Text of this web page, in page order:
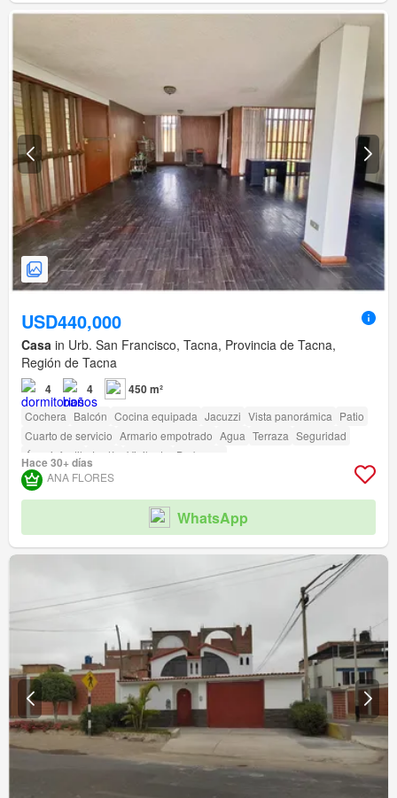
USD440,000
Casa in Urb. San Francisco, Tacna, Provincia de Tacna,
Región de Tacna
4 4 450 m²
Cochera Balcón Cocina equipada Jacuzzi Vista panorámica Patio
Cuarto de servicio Armario empotrado Agua Terraza Seguridad
Área infantil
Jardín Vigilante Barbacoa
Hace 30+ días
ANA FLORES
WhatsApp